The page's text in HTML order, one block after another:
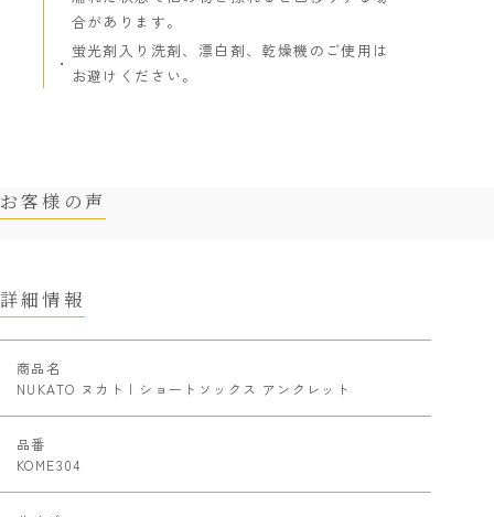
合があります。
蛍光剤入り洗剤、漂白剤、乾燥機のご使用は
お避けください。
お客様の声
詳細情報
商品名
NUKATO ヌカト | ショートソックス アンクレット
品番
KOME304